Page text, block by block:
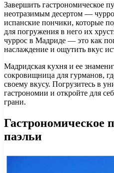
Завершить гастрономическое
неотразимым десертом —
испанские пончики, которые
для погружения в него их
чуррос в Мадриде — это как
наслаждение и ощутить вкус
Мадридская кухня и ее
сокровищница для гурманов,
своему вкусу. Погрузитесь в
гастрономии и откройте для
грани.
Гастрономическое
паэльи